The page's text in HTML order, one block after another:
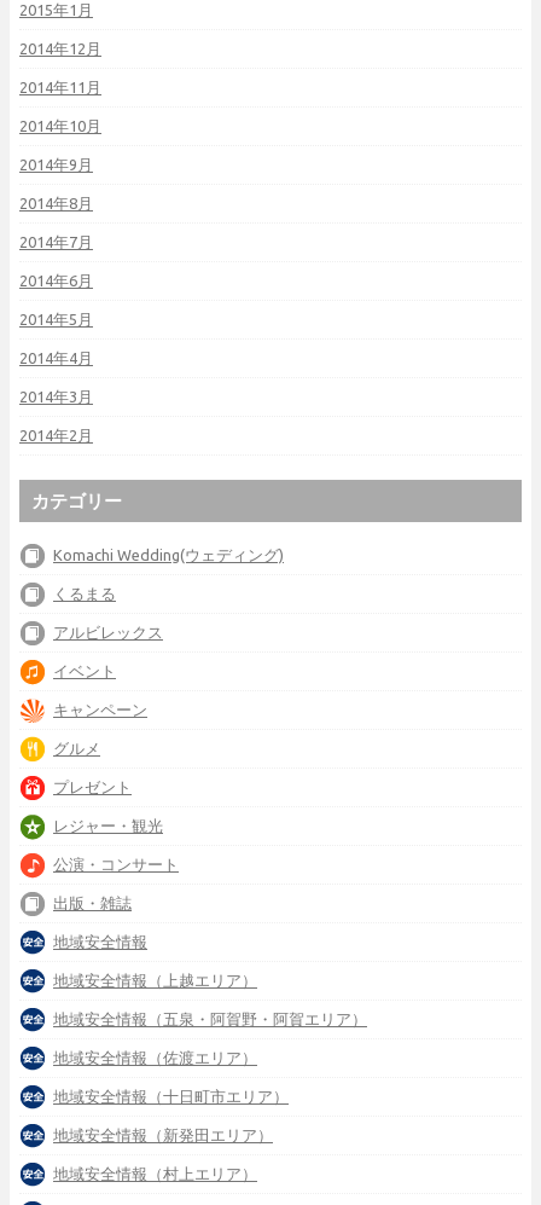
2015年1月
2014年12月
2014年11月
2014年10月
2014年9月
2014年8月
2014年7月
2014年6月
2014年5月
2014年4月
2014年3月
2014年2月
カテゴリー
Komachi Wedding(ウェディング)
くるまる
アルビレックス
イベント
キャンペーン
グルメ
プレゼント
レジャー・観光
公演・コンサート
出版・雑誌
地域安全情報
地域安全情報（上越エリア）
地域安全情報（五泉・阿賀野・阿賀エリア）
地域安全情報（佐渡エリア）
地域安全情報（十日町市エリア）
地域安全情報（新発田エリア）
地域安全情報（村上エリア）